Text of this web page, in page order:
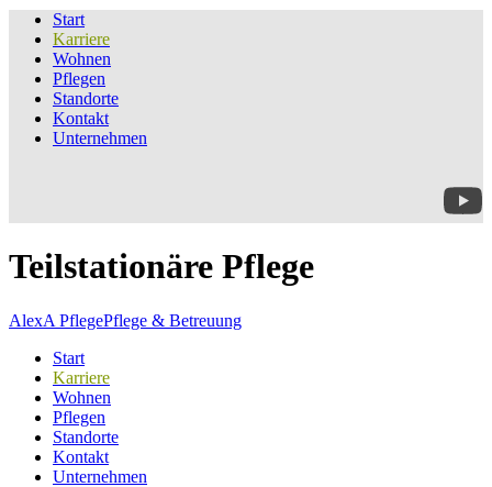
Start
Karriere
Wohnen
Pflegen
Standorte
Kontakt
Unternehmen
Teilstationäre Pflege
AlexA PflegePflege & Betreuung
Start
Karriere
Wohnen
Pflegen
Standorte
Kontakt
Unternehmen